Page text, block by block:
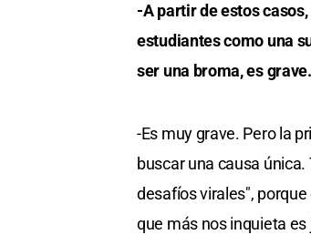
-A partir de estos
estudiantes como una
ser una broma, es grave.
-Es muy grave. Pero la
buscar una causa
desafíos virales",
que más nos inquieta